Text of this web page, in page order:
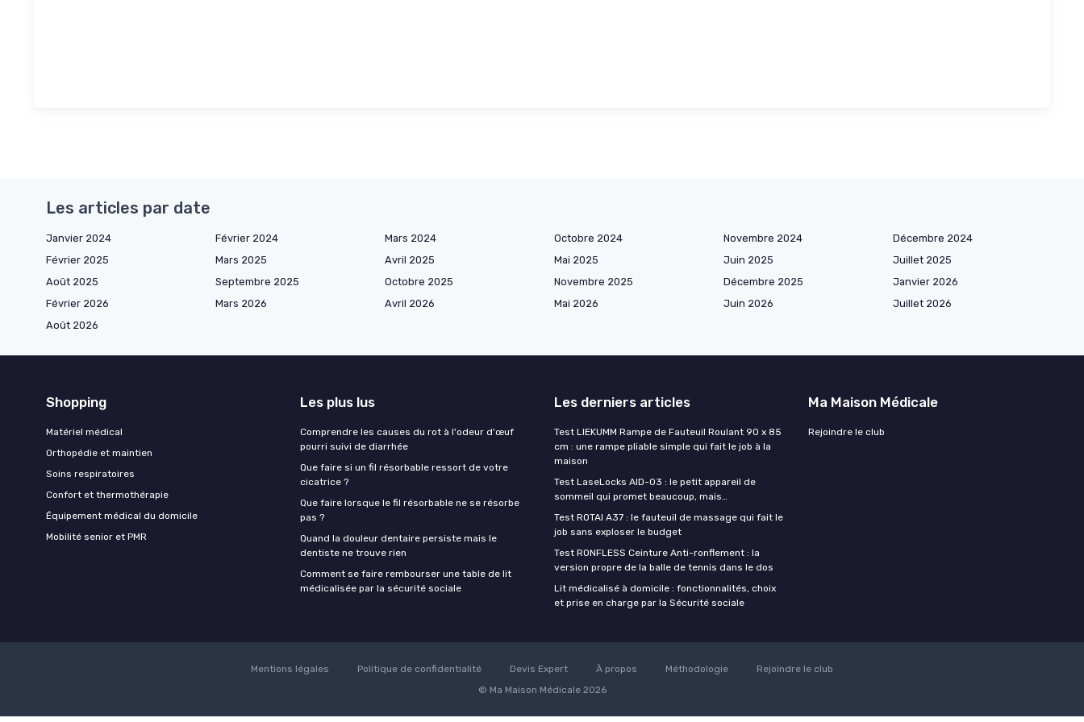
Les articles par date
Janvier 2024 Février 2024 Mars 2024 Octobre 2024 Novembre 2024
Décembre 2024
Février 2025
Mars 2025 Avril 2025 Mai 2025 Juin 2025
Juillet 2025
Août 2025
Septembre 2025 Octobre 2025 Novembre 2025 Décembre 2025
Janvier 2026
Février 2026
Mars 2026 Avril 2026 Mai 2026 Juin 2026
Juillet 2026
Août 2026
Shopping
Matériel médical
Orthopédie et maintien
Soins respiratoires
Confort et thermothérapie
Équipement médical du domicile
Mobilité senior et PMR
Les plus lus
Comprendre les causes du rot à l'odeur d'œuf
pourri suivi de diarrhée
Que faire si un fil résorbable ressort de votre
cicatrice ?
Que faire lorsque le fil résorbable ne se résorbe
pas ?
Quand la douleur dentaire persiste mais le
dentiste ne trouve rien
Comment se faire rembourser une table de lit
médicalisée par la sécurité sociale
Les derniers articles
Test LIEKUMM Rampe de Fauteuil Roulant 90 x 85
cm : une rampe pliable simple qui fait le job à la
maison
Test LaseLocks AID-03 : le petit appareil de
sommeil qui promet beaucoup, mais…
Test ROTAI A37 : le fauteuil de massage qui fait le
job sans exploser le budget
Test RONFLESS Ceinture Anti-ronflement : la
version propre de la balle de tennis dans le dos
Lit médicalisé à domicile : fonctionnalités, choix
et prise en charge par la Sécurité sociale
Ma Maison Médicale
Rejoindre le club
Mentions légales Politique de confidentialité Devis Expert À propos Méthodologie
Rejoindre le club
© Ma Maison Médicale 2026